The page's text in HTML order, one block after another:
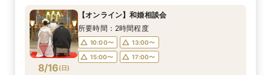
8/16(日)
【オンライン】和婚相談会
所要時間：2時間程度
10:00〜
13:00〜
15:00〜
17:00〜